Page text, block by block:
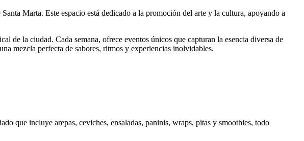
Marta. Este espacio está dedicado a la promoción del arte y la cultura, apoyando a
de la ciudad. Cada semana, ofrece eventos únicos que capturan la esencia diversa de
mezcla perfecta de sabores, ritmos y experiencias inolvidables.
que incluye arepas, ceviches, ensaladas, paninis, wraps, pitas y smoothies, todo